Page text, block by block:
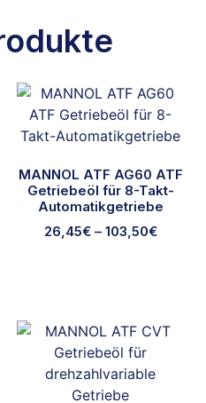
MANNOL ATF AG60 ATF
Getriebeöl für 8-Takt-
Automatikgetriebe
26,45€– 103,50€